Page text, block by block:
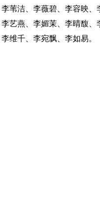
苇洁、李薇碧、李容映、
艺燕、李媚茉、李晴馥、
维千、李宛飘、李如易。